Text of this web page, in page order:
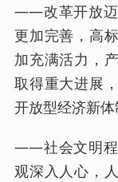
——改革开放迈
更加完善，高
加充满活力，
取得重大进展
开放型经济新体
——社会文明程
观深入人心，